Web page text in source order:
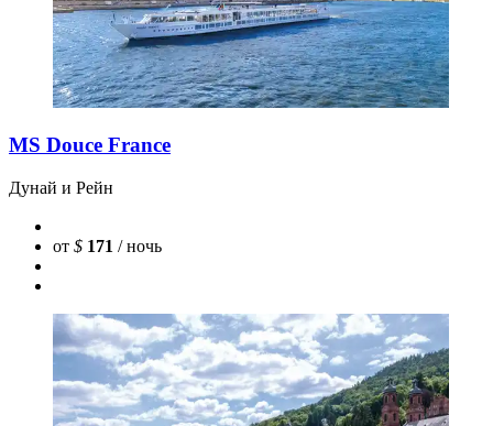
MS Douce France
Дунай и Рейн
от $ 171 / ночь